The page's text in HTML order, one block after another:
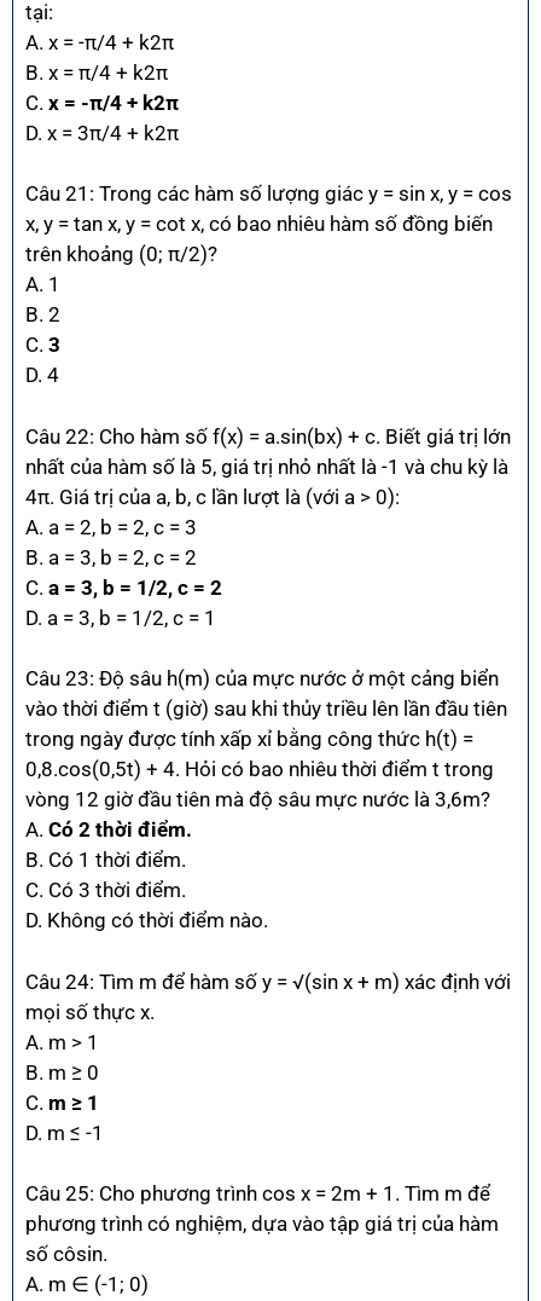
tại:
A. x = -π/4 + k2π
B. x = π/4 + k2π
C. x = -π/4 + k2π
D. x = 3π/4 + k2π
Câu 21: Trong các hàm số lượng giác y = sin x, y = cos
x, y = tan x, y = cot x, có bao nhiêu hàm số đồng biến
trên khoảng (0; π/2)?
A. 1
B. 2
C. 3
D. 4
Câu 22: Cho hàm số f(x) = a.sin(bx) + c. Biết giá trị lớn
nhất của hàm số là 5, giá trị nhỏ nhất là -1 và chu kỳ là
4π. Giá trị của a, b, c lần lượt là (với a > 0):
A. a = 2, b = 2, c = 3
B. a = 3, b = 2, c = 2
C. a = 3, b = 1/2, c = 2
D. a = 3, b = 1/2, c = 1
Câu 23: Độ sâu h(m) của mực nước ở một cảng biển
vào thời điểm t (giờ) sau khi thủy triều lên lần đầu tiên
trong ngày được tính xấp xỉ bằng công thức h(t) =
0,8.cos(0,5t) + 4. Hỏi có bao nhiêu thời điểm t trong
vòng 12 giờ đầu tiên mà độ sâu mực nước là 3,6m?
A. Có 2 thời điểm.
B. Có 1 thời điểm.
C. Có 3 thời điểm.
D. Không có thời điểm nào.
Câu 24: Tìm m để hàm số y = √(sin x + m) xác định với
mọi số thực x.
A. m > 1
B. m ≥ 0
C. m ≥ 1
D. m ≤ -1
Câu 25: Cho phương trình cos x = 2m + 1. Tìm m để
phương trình có nghiệm, dựa vào tập giá trị của hàm
số côsin.
A. m ∈ (-1; 0)